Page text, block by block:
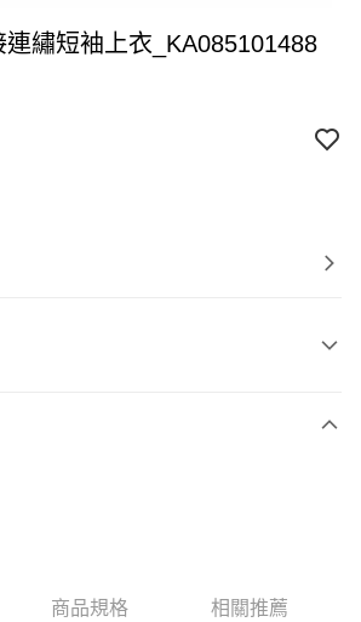
繡短袖上衣_KA085101488
商品規格 相關推薦